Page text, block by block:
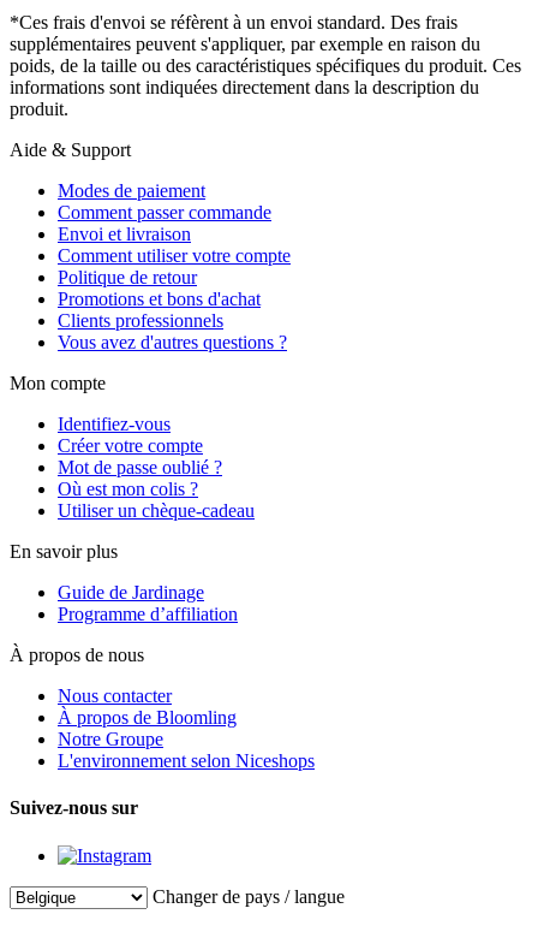
*Ces frais d'envoi se réfèrent à un envoi standard. Des frais
supplémentaires peuvent s'appliquer, par exemple en raison du
poids, de la taille ou des caractéristiques spécifiques du produit. Ces
informations sont indiquées directement dans la description du
produit.
Aide & Support
Modes de paiement
Comment passer commande
Envoi et livraison
Comment utiliser votre compte
Politique de retour
Promotions et bons d'achat
Clients professionnels
Vous avez d'autres questions ?
Mon compte
Identifiez-vous
Créer votre compte
Mot de passe oublié ?
Où est mon colis ?
Utiliser un chèque-cadeau
En savoir plus
Guide de Jardinage
Programme d’affiliation
À propos de nous
Nous contacter
À propos de Bloomling
Notre Groupe
L'environnement selon Niceshops
Suivez-nous sur
Changer de pays / langue